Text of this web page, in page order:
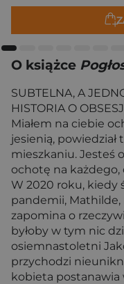
O książce
SUBTELNA, A
HISTORIA O
Miałem na ciebie
jesienią,
mieszkaniu. Jesteś
ochotę na każdego,
W 2020 roku, kiedy
pandemii,
zapomina o
byłoby w tym nic
osiemnastoletni
przychodzi
kobieta postanawia